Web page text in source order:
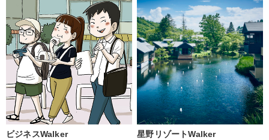
ビジネスWalker 星野リゾートWalker